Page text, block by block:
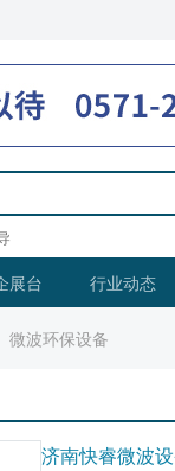
展台 行业动态
微波环保设备
济南快睿微波